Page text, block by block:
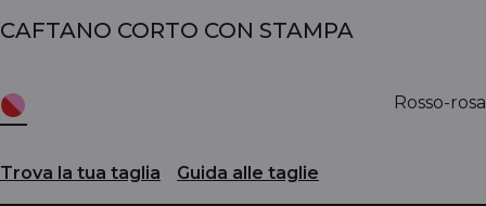
CAFTANO CORTO CON STAMPA
Rosso-rosa
Trova la tua taglia Guida alle taglie